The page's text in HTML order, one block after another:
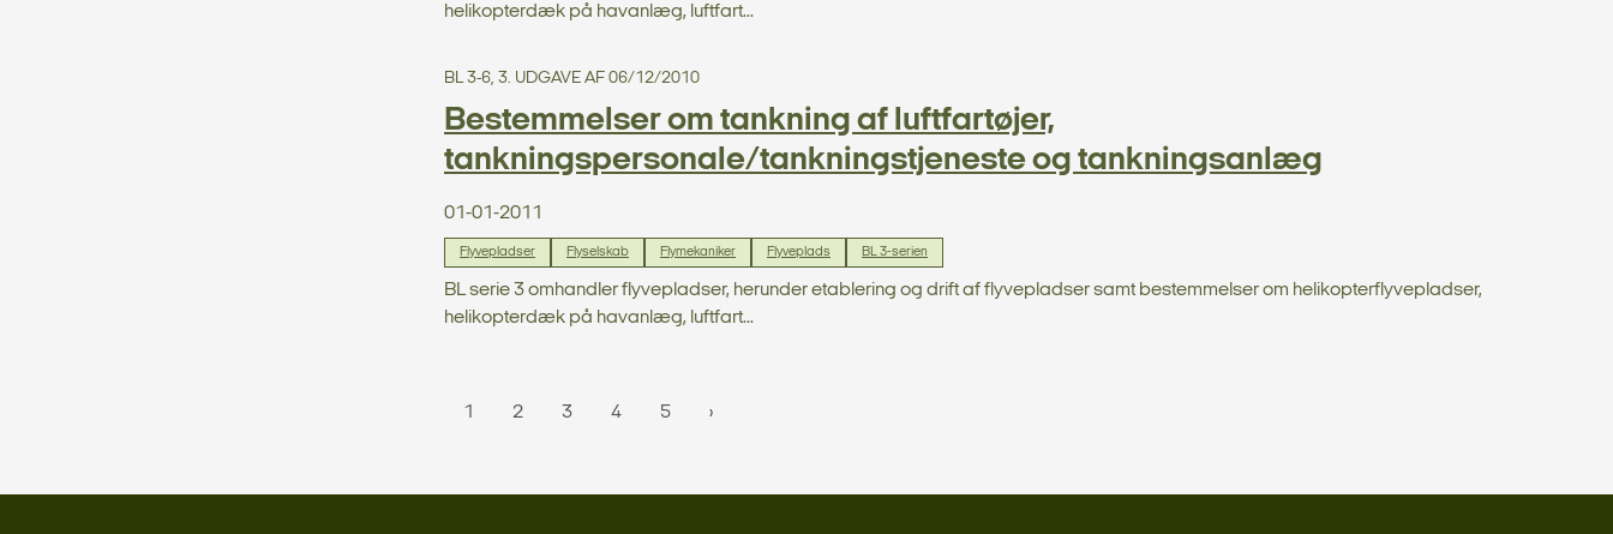
helikopterdæk på havanlæg, luftfart...
BL 3-6, 3. UDGAVE AF 06/12/2010
Bestemmelser om tankning af luftfartøjer,
tankningspersonale/tankningstjeneste og tankningsanlæg
01-01-2011
Flyvepladser Flyselskab Flymekaniker Flyveplads BL 3-serien
BL serie 3 omhandler flyvepladser, herunder etablering og drift af flyvepladser samt bestemmelser om helikopterflyvepladser,
helikopterdæk på havanlæg, luftfart...
1 2 3 4 5